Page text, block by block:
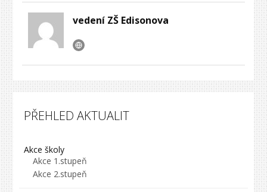
vedení ZŠ Edisonova
PŘEHLED AKTUALIT
Akce školy
Akce 1.stupeň
Akce 2.stupeň